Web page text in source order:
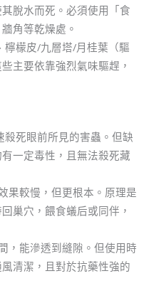
脫水而死。必須使用「食
角等乾燥處。
檸檬皮/九層塔/月桂葉（驅
主要依靠強烈氣味驅趕，
殺死眼前所見的害蟲。但缺
一定毒性，且無法殺死藏
果較慢，但更根本。原理是
巢穴，餵食蟻后或同伴，
，能滲透到縫隙。但使用時
清潔，且對於抗藥性強的